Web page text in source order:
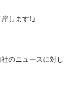
ます！」
のニュースに対し